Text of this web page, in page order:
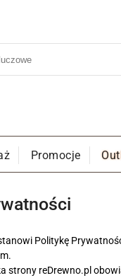
Promocje
Politykę
strony reDrewno.pl